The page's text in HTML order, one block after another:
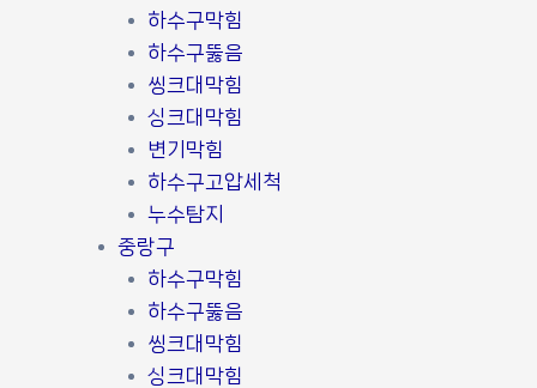
하수구막힘
하수구뚫음
씽크대막힘
싱크대막힘
변기막힘
하수구고압세척
누수탐지
중랑구
하수구막힘
하수구뚫음
씽크대막힘
싱크대막힘